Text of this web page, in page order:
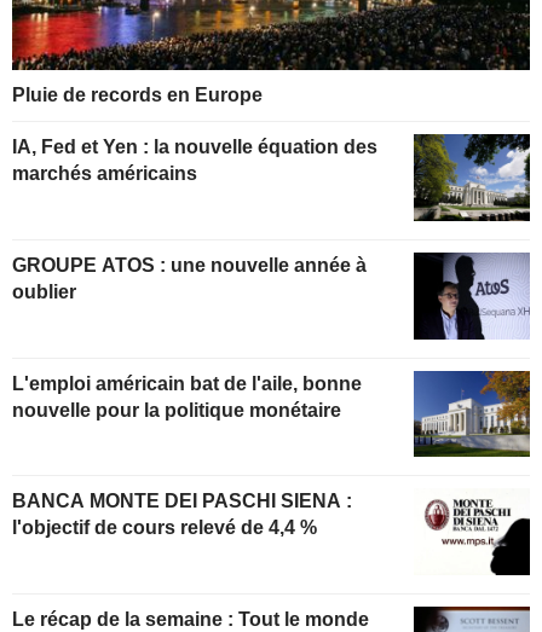
Pluie de records en Europe
IA, Fed et Yen : la nouvelle équation des
marchés américains
GROUPE ATOS : une nouvelle année à
oublier
L'emploi américain bat de l'aile, bonne
nouvelle pour la politique monétaire
BANCA MONTE DEI PASCHI SIENA :
l'objectif de cours relevé de 4,4 %
Le récap de la semaine : Tout le monde